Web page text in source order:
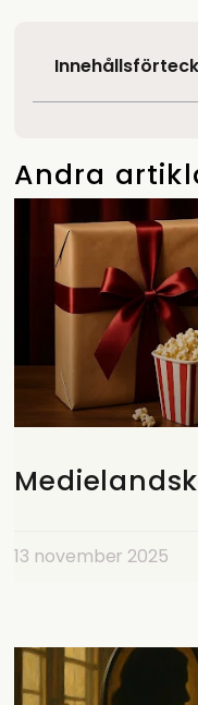
Andra
13 november 2025